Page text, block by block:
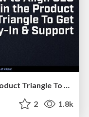
How to Align SEO within the Product Triangle To Get Buy-In & Support - #RIMC
2 1.8k